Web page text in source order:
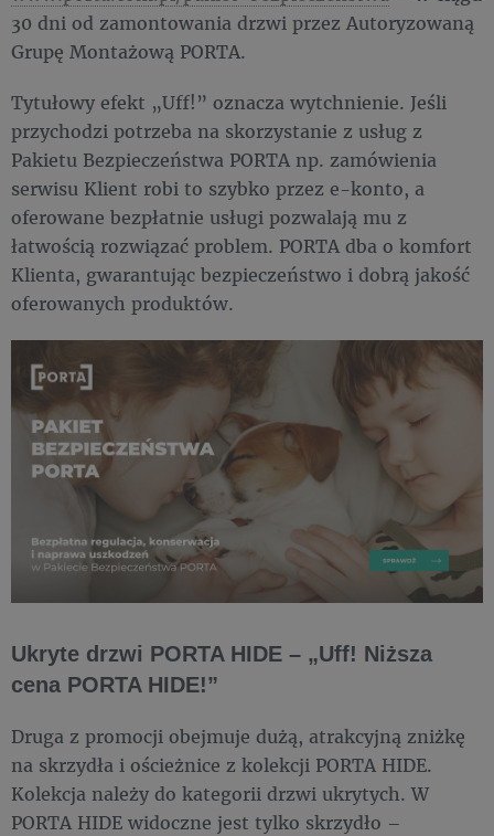
30 dni od zamontowania drzwi przez Autoryzowaną
Grupę Montażową PORTA.
Tytułowy efekt „Uff!” oznacza wytchnienie. Jeśli
przychodzi potrzeba na skorzystanie z usług z
Pakietu Bezpieczeństwa PORTA np. zamówienia
serwisu Klient robi to szybko przez e-konto, a
oferowane bezpłatnie usługi pozwalają mu z
łatwością rozwiązać problem. PORTA dba o komfort
Klienta, gwarantując bezpieczeństwo i dobrą jakość
oferowanych produktów.
Ukryte drzwi PORTA HIDE – „Uff! Niższa
cena PORTA HIDE!”
Druga z promocji obejmuje dużą, atrakcyjną zniżkę
na skrzydła i ościeżnice z kolekcji PORTA HIDE.
Kolekcja należy do kategorii drzwi ukrytych. W
PORTA HIDE widoczne jest tylko skrzydło –